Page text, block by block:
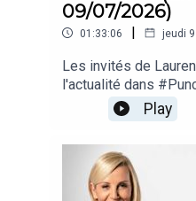
09/07/2026)
01:33:06 | jeudi
Les invités de
l'actualité dans
Play